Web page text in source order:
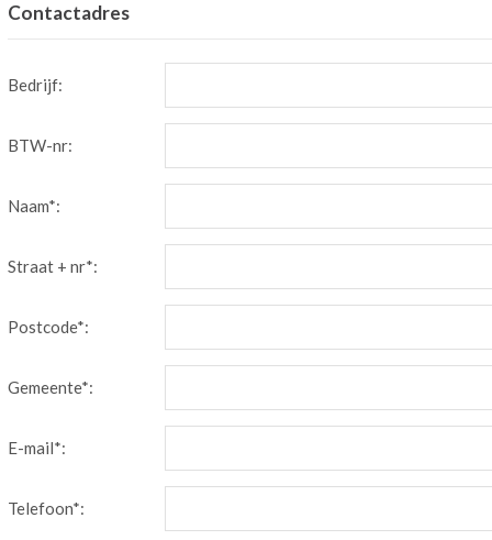
Contactadres
Bedrijf:
BTW-nr:
Naam*:
Straat + nr*:
Postcode*:
Gemeente*:
E-mail*:
Telefoon*: